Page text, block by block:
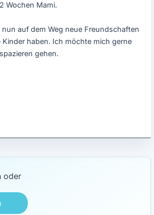
Wochen Mami.
auf dem Weg neue Freundschaften
haben. Ich möchte mich gerne
gehen.
oder